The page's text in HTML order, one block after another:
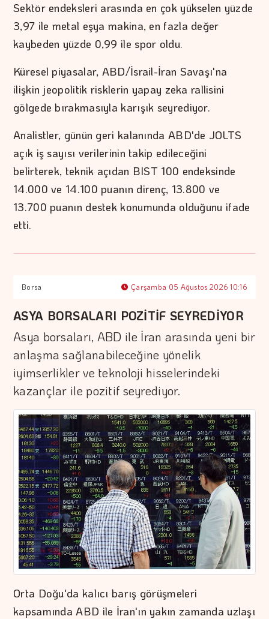
Sektör endeksleri arasında en çok yükselen yüzde
3,97 ile metal eşya makina, en fazla değer
kaybeden yüzde 0,99 ile spor oldu.
Küresel piyasalar, ABD/İsrail-İran Savaşı'na
ilişkin jeopolitik risklerin yapay zeka rallisini
gölgede bırakmasıyla karışık seyrediyor.
Analistler, günün geri kalanında ABD'de JOLTS
açık iş sayısı verilerinin takip edileceğini
belirterek, teknik açıdan BIST 100 endeksinde
14.000 ve 14.100 puanın direnç, 13.800 ve
13.700 puanın destek konumunda olduğunu ifade
etti.
Borsa Çarşamba 05 Ağustos 2026 10:16
ASYA BORSALARI POZİTİF SEYREDİYOR
Asya borsaları, ABD ile İran arasında yeni bir
anlaşma sağlanabileceğine yönelik
iyimserlikler ve teknoloji hisselerindeki
kazançlar ile pozitif seyrediyor.
Orta Doğu'da kalıcı barış görüşmeleri
kapsamında ABD ile İran'ın yakın zamanda uzlaşı